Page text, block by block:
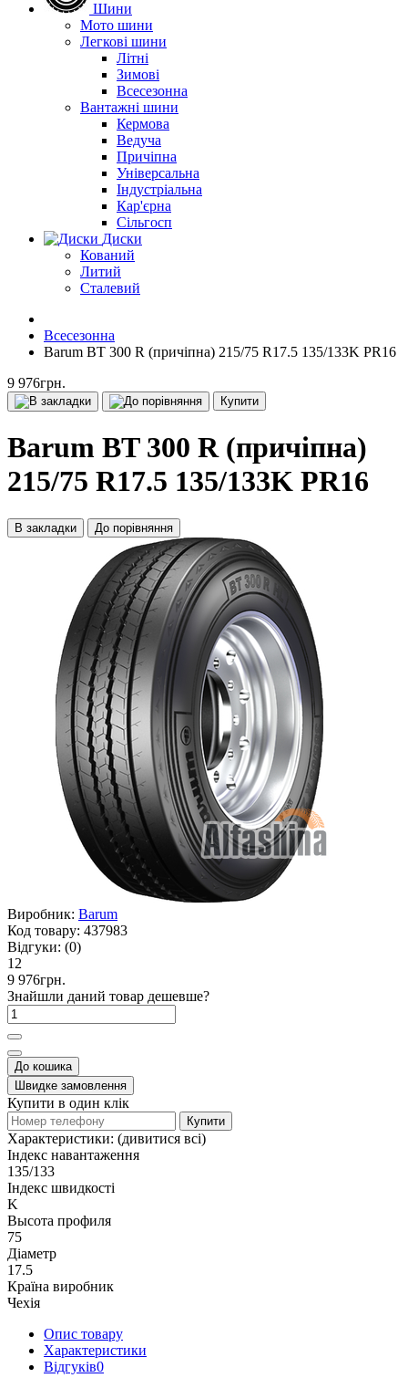
Шини
Мото шини
Легкові шини
Літні
Зимові
Всесезонна
Вантажні шини
Кермова
Ведуча
Причіпна
Універсальна
Індустріальна
Кар'єрна
Сільгосп
Диски
Кований
Литий
Сталевий
Всесезонна
Barum BT 300 R (причіпна) 215/75 R17.5 135/133K PR16
9 976грн.
Купити
Barum BT 300 R (причіпна)
215/75 R17.5 135/133K PR16
В закладки До порівняння
Виробник: Barum
Код товару: 437983
Відгуки: (0)
12
9 976грн.
Знайшли даний товар дешевше?
До кошика
Швидке замовлення
Купити в один клік
Купити
Характеристики: (дивитися всі)
Індекс навантаження
135/133
Індекс швидкості
K
Высота профиля
75
Діаметр
17.5
Країна виробник
Чехія
Опис товару
Характеристики
Відгуків0